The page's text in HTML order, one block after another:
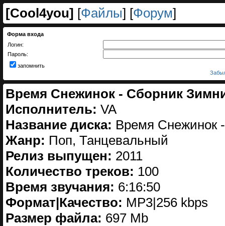
[Cool4you] [Файлы] [Форум]
Форма входа
Логин:
Пароль:
запомнить
Время Снежинок - Сборник
Исполнитель: VA
Название диска: Время Снежинок
Жанр: Поп, Танцевальный
Релиз выпущен: 2011
Количество треков: 100
Время звучания: 6:16:50
Формат|Качество: МP3|256 kbps
Размер файла: 697 Mb